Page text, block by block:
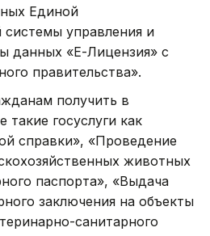
Единой
управления и
данных «Е-Лицензия» с
правительства».
получить в
госуслуги как
справки», «Проведение
животных
паспорта», «Выдача
заключения на объекты
санитарного